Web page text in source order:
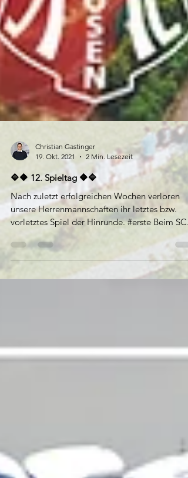
Christian Gastinger
19. Okt. 2021
2 Min. Lesezeit
🔷🔶 12. Spieltag 🔶🔷
Nach zuletzt erfolgreichen Wochen verloren
unsere Herrenmannschaften ihr letztes bzw.
vorletztes Spiel der Hinrunde. #erste Beim SC...